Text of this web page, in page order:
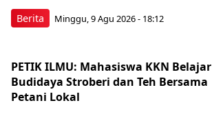
Berita Minggu, 9 Agu 2026 - 18:12
PETIK ILMU: Mahasiswa KKN Belajar
Budidaya Stroberi dan Teh Bersama
Petani Lokal